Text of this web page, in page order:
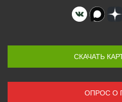
СКАЧАТЬ
ОПРОС О